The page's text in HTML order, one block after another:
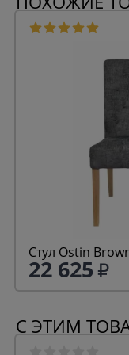
Стул Ostin
22 625
С ЭТИМ